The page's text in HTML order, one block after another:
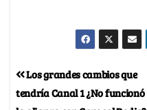
Los grandes cambios que
tendría Canal 1 ¿No funcionó